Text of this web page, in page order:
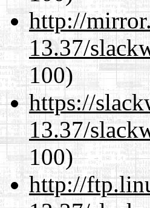
http://
13.37/
100)
https://
13.37/
100)
http://